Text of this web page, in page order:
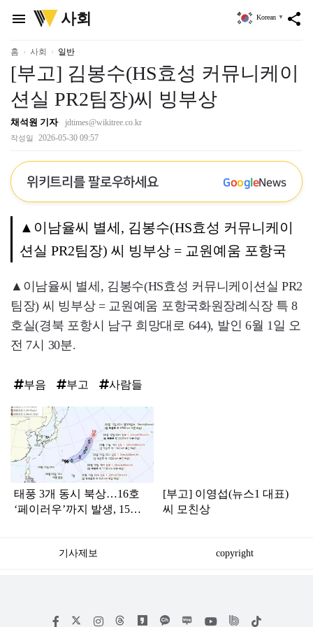
menu
위
키
리
사회 share
Korean ▼
홈 사회 일반
[부고] 김봉수(HS효성 커뮤니케이
션실 PR2팀장)씨 빙부상
채석원 기자 jdtimes@wikitree.co.kr
작성일 2026-05-30 09:57
위키트리를 팔로우하세요 GoogleNews
▲이남율씨 별세, 김봉수(HS효성 커뮤니케이
션실 PR2팀장) 씨 빙부상 = 교원예움 포항국
▲이남율씨 별세, 김봉수(HS효성 커뮤니케이션실 PR2
팀장) 씨 빙부상 = 교원예움 포항국화원장례식장 특 8
호실(경북 포항시 남구 희망대로 644), 발인 6월 1일 오
전 7시 30분.
부음 부고 사람들
탑
라
태풍 3개 동시 북상…16호
‘페이러우’까지 발생, 15호
[부고] 이영섭(뉴스1 대표)
씨 모친상
기사제보 copyright
페
인
위
틱